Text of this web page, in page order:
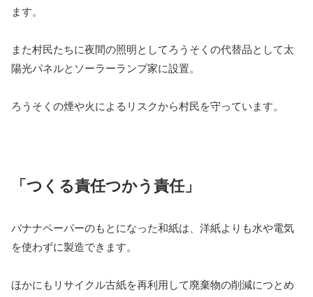
ます。
また村民たちに夜間の照明としてろうそくの代替品として太
陽光パネルとソーラーランプ家に設置。
ろうそくの煙や火によるリスクから村民を守っています。
「つくる責任つかう責任」
バナナペーパーのもとになった和紙は、洋紙よりも水や電気
を使わずに製造できます。
ほかにもリサイクル古紙を再利用して廃棄物の削減につとめ